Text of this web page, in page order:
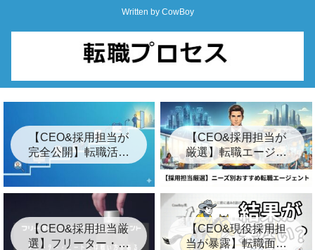
Written by CowBoy
【CEO&採用担当が
完全公開】転職活動
の始め方ロードマッ
順」
【CEO&採用担当が
厳選】転職エージェ
ントおすすめ24選&
裏事情【2026年最
【CEO&採用担当厳
選】フリーター・ニ
【CEO&現役採用担
当が暴露】転職面接